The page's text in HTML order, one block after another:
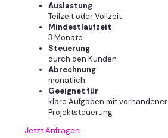
Auslastung
Teilzeit oder Vollzeit
Mindestlaufzeit
3 Monate
Steuerung
durch den Kunden
Abrechnung
monatlich
Geeignet für
klare Aufgaben mit vorhandener
Projektsteuerung
Jetzt Anfragen